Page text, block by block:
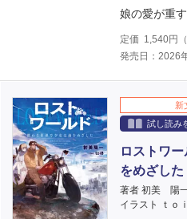
娘の愛が重
定価 1,540円
発売日：2026
新
試し読み
ロストワ
をめざした
著者 初美 陽
イラスト ｔｏ